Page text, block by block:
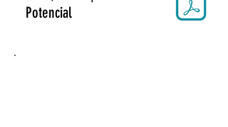
Potencial